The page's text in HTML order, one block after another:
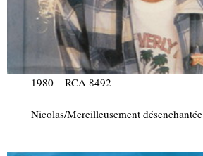
1980 – RCA 8492
Nicolas/Mereilleusement désenchantée